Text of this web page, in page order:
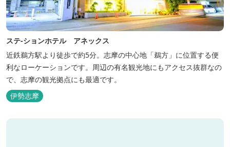
ステ-ションホテル アネックス
近鉄鵜方駅より徒歩で約5分。志摩の中心地「鵜方」に位置する便
利なローケーションです。周辺の有名観光地にもアクセス抜群なの
で、志摩の観光拠点にも最適です。
伊勢志摩